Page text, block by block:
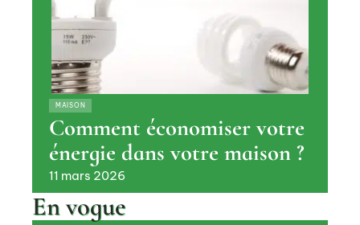
MAISON
Comment économiser votre
énergie dans votre maison ?
11 mars 2026
En vogue